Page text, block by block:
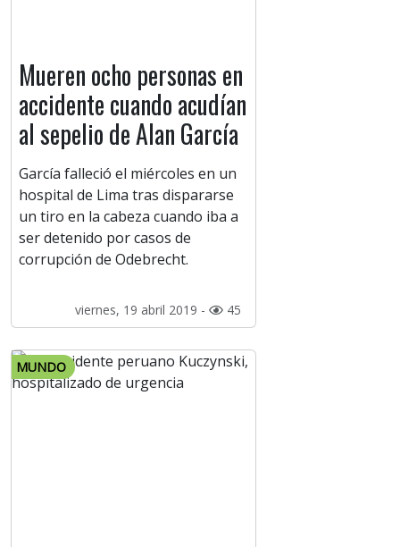
Mueren ocho personas en
accidente cuando acudían
al sepelio de Alan García
García falleció el miércoles en un
hospital de Lima tras dispararse
un tiro en la cabeza cuando iba a
ser detenido por casos de
corrupción de Odebrecht.
viernes, 19 abril 2019 - 45
MUNDO